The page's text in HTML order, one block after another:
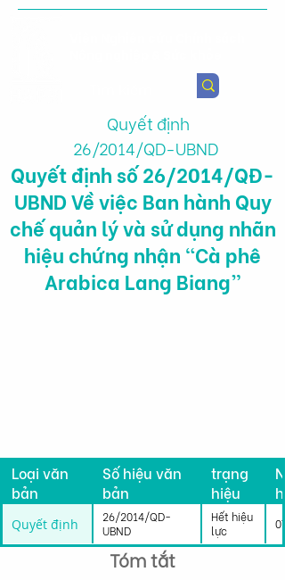
Quyết định
26/2014/QD-UBND
Quyết định số 26/2014/QĐ-
UBND Về việc Ban hành Quy
chế quản lý và sử dụng nhãn
hiệu chứng nhận “Cà phê
Arabica Lang Biang”
Loại văn
bản
Số hiệu văn
bản
trạng
hiệu
lực
Quyết định
26/2014/QD-
UBND
Hết hiệu
lực
Tóm tắt